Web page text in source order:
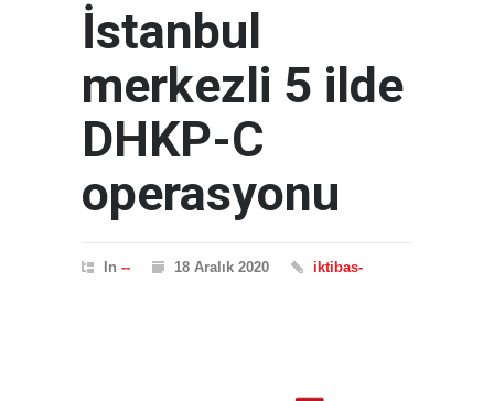
İstanbul
merkezli 5 ilde
DHKP-C
operasyonu
In -- 18 Aralık 2020 iktibas-